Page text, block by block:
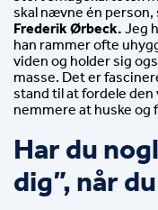
Frederik Ørbeck. Jeg
han rammer ofte
viden og holder sig
masse. Det er
stand til at fordele
nemmere at huske og
Har du
dig”, når